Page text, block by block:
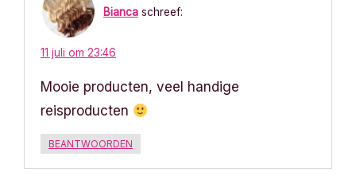
Bianca schreef:
11 juli om 23:46
Mooie producten, veel handige
reisproducten
BEANTWOORDEN